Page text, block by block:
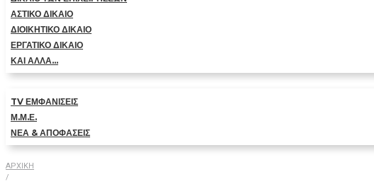
ΑΣΤΙΚΟ ΔΙΚΑΙΟ
ΔΙΟΙΚΗΤΙΚΟ ΔΙΚΑΙΟ
ΕΡΓΑΤΙΚΟ ΔΙΚΑΙΟ
ΚΑΙ ΑΛΛΑ…
TV ΕΜΦΑΝΙΣΕΙΣ
Μ.Μ.Ε.
ΝΕΑ & ΑΠΟΦΑΣΕΙΣ
ΑΡΧΙΚΗ
/